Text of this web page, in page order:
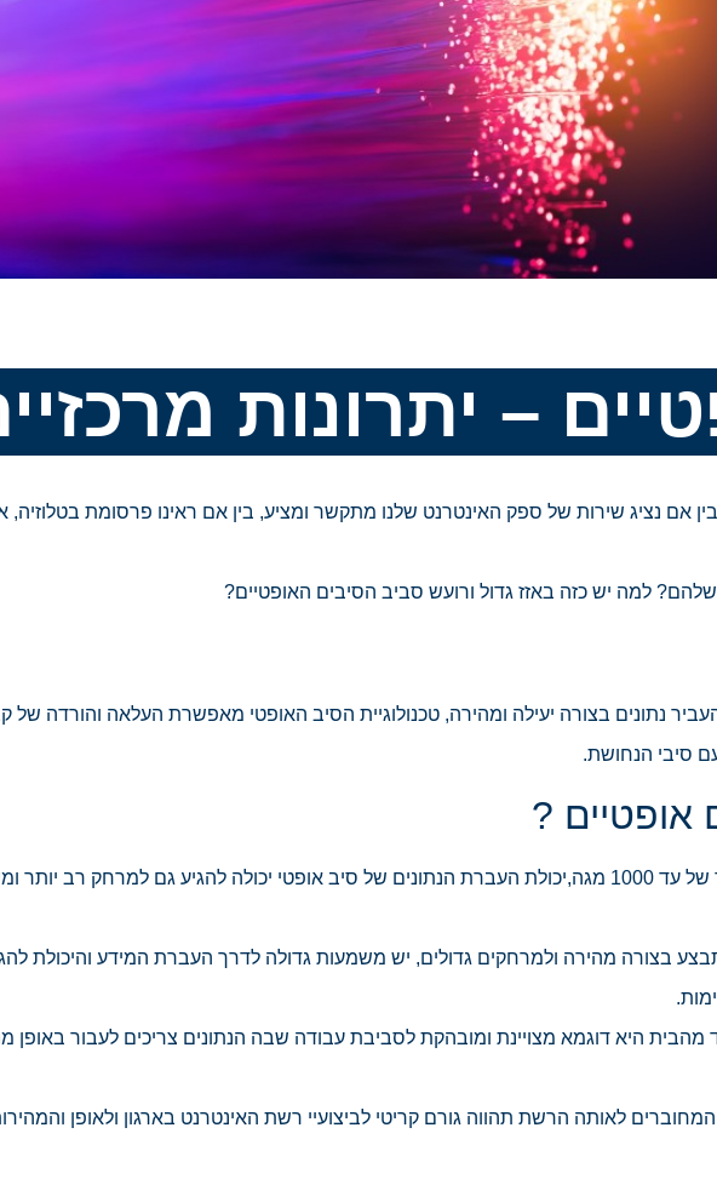
– יתרונות
אם נציג שירות של ספק האינטרנט שלנו מתקשר ומציע, בין אם ראינו פרסומת בטלוזיה,
למה יש כזה באזז גדול ורועש סביב הסיבים האופטיים?
נתונים בצורה יעילה ומהירה, טכנולוגיית הסיב האופטי מאפשרת העלאה והורדה של
סיבי הנחושת.
אופטיים ?
סיב אופטי יכול להעביר נתונים ומידע בקצב מהיר של עד 1000 מגה,יכולת העברת הנתונים של סיב אופטי יכולה להגיע גם למרחק
בצורה מהירה ולמרחקים גדולים, יש משמעות גדולה לדרך העברת המידע והיכולת
היא דוגמא מצויינת ומובהקת לסביבת עבודה שבה הנתונים צריכים לעבור באופן
לאותה הרשת תהווה גורם קריטי לביצועיי רשת האינטרנט בארגון ולאופן